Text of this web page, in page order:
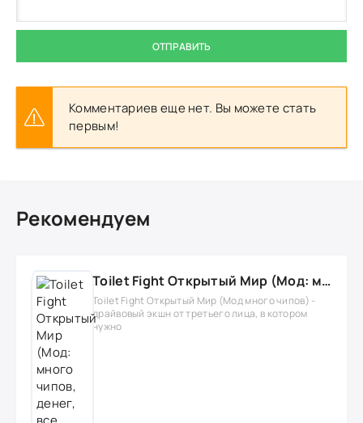
ОТПРАВИТЬ
Комментариев еще нет. Вы можете стать
первым!
Рекомендуем
Toilet Fight Открытый Мир (Мод: много чипов, денег, все открыто, бессмертие, урон, 50+ читов)
Toilet Fight Открытый Мир (Мод много чипов) -
драйвовый экшн от третьего лица, в котором
нужно